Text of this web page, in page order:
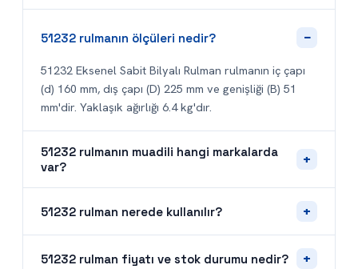
51232 rulmanın ölçüleri nedir? −
51232 Eksenel Sabit Bilyalı Rulman rulmanın iç çapı
(d) 160 mm, dış çapı (D) 225 mm ve genişliği (B) 51
mm'dir. Yaklaşık ağırlığı 6.4 kg'dır.
51232 rulmanın muadili hangi markalarda
var?
+
51232 rulman nerede kullanılır? +
51232 rulman fiyatı ve stok durumu nedir? +